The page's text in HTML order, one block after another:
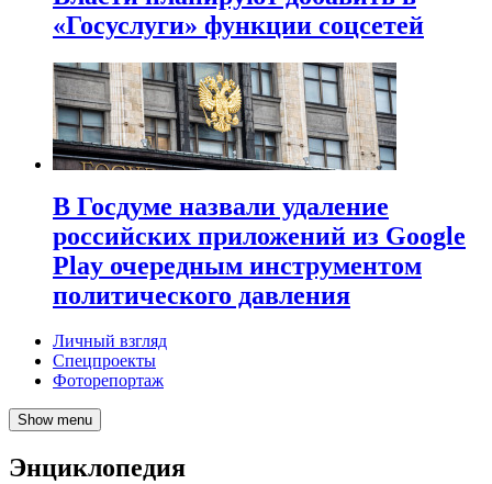
«Госуслуги» функции соцсетей
В Госдуме назвали удаление
российских приложений из Google
Play очередным инструментом
политического давления
Личный взгляд
Спецпроекты
Фоторепортаж
Show menu
Энциклопедия